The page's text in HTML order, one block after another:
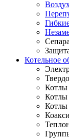
Котельное
Котлы
Котлы
Котлы